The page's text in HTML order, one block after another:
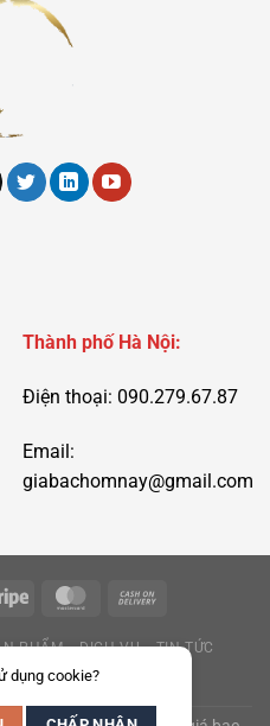
Thành phố Hà Nội:
Điện thoại: 090.279.67.87
Email:
giabachomnay@gmail.com
PHẨM DỊCH VỤ TIN TỨC
HỆ
dụng cookie?